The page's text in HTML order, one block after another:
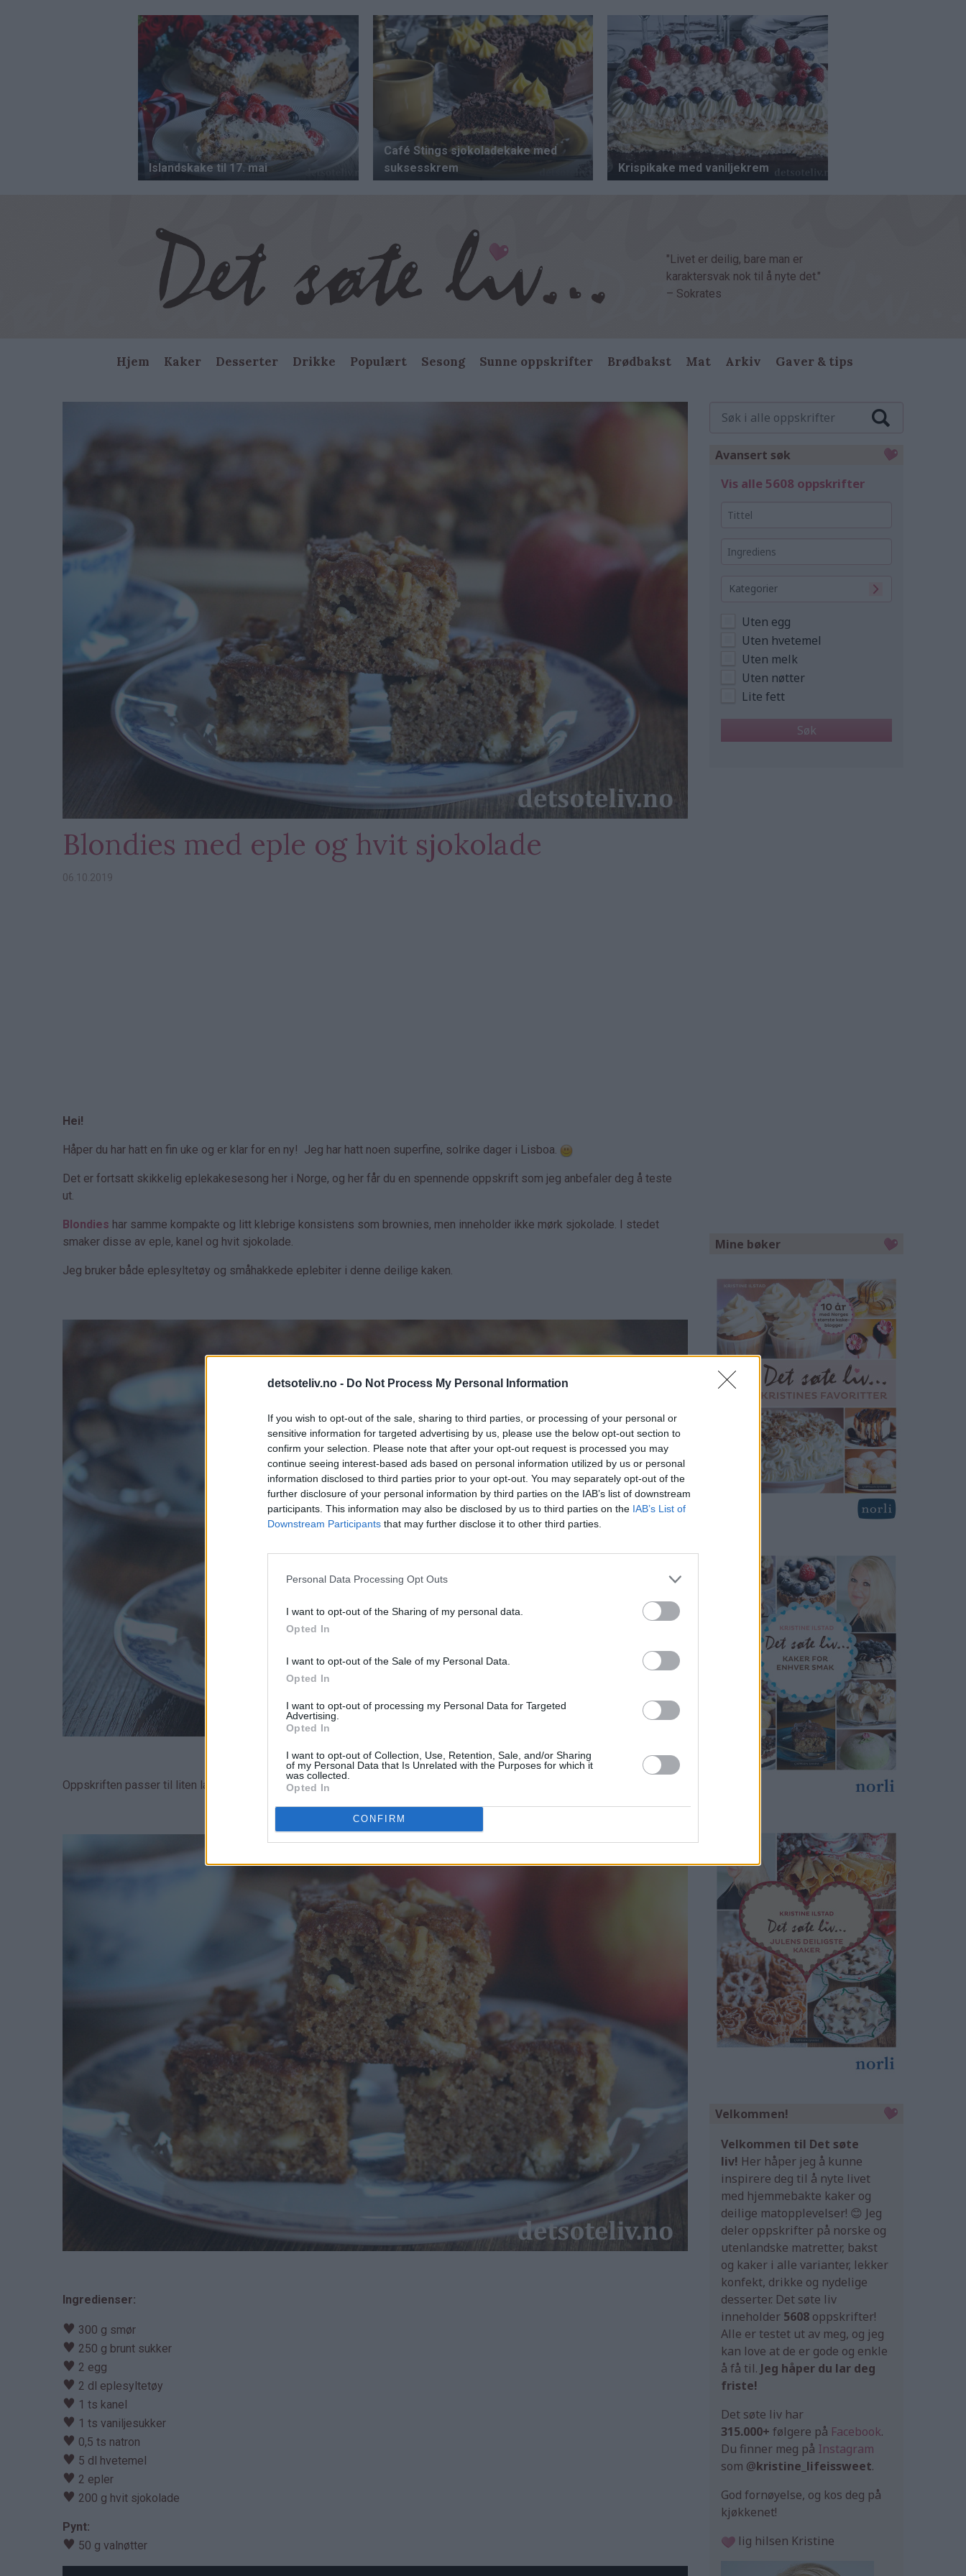
detsoteliv.no - Do Not Process My Personal Information
If you wish to opt-out of the sale, sharing to third parties, or processing of your personal or
sensitive information for targeted advertising by us, please use the below opt-out section to
confirm your selection. Please note that after your opt-out request is processed you may
continue seeing interest-based ads based on personal information utilized by us or personal
information disclosed to third parties prior to your opt-out. You may separately opt-out of the
further disclosure of your personal information by third parties on the IAB’s list of downstream
participants. This information may also be disclosed by us to third parties on the IAB’s List of
Downstream Participants that may further disclose it to other third parties.
Personal Data Processing Opt Outs
I want to opt-out of the Sharing of my personal data.
Opted In
I want to opt-out of the Sale of my Personal Data.
Opted In
I want to opt-out of processing my Personal Data for Targeted
Advertising.
Opted In
I want to opt-out of Collection, Use, Retention, Sale, and/or Sharing
of my Personal Data that Is Unrelated with the Purposes for which it
was collected.
Opted In
CONFIRM
"Livet er deilig, bare man er
karaktersvak nok til å nyte det."
– Sokrates
Main
navigation
Hjem Kaker Desserter Drikke Populært Sesong Sunne oppskrifter Brødbakst Mat Arkiv Gaver & tips
Blondies med eple og hvit sjokolade
06.10.2019
Hei!
Håper du har hatt en fin uke og er klar for en ny! Jeg har hatt noen superfine, solrike dager i Lisboa.
Det er fortsatt skikkelig eplekakesesong her i Norge, og her får du en spennende oppskrift som jeg anbefaler deg å teste
ut.
Blondies har samme kompakte og litt klebrige konsistens som brownies, men inneholder ikke mørk sjokolade. I stedet
smaker disse av eple, kanel og hvit sjokolade.
Jeg bruker både eplesyltetøy og småhakkede eplebiter i denne deilige kaken.
Oppskriften passer til liten langpanne.
Ingredienser:
♥ 300 g smør
♥ 250 g brunt sukker
♥ 2 egg
♥ 2 dl eplesyltetøy
♥ 1 ts kanel
♥ 1 ts vaniljesukker
♥ 0,5 ts natron
♥ 5 dl hvetemel
♥ 2 epler
♥ 200 g hvit sjokolade
Pynt:
♥ 50 g valnøtter
Avansert søk
Vis alle 5608 oppskrifter
Kategorier
Uten egg
Uten hvetemel
Uten melk
Uten nøtter
Lite fett
Mine bøker
Velkommen!
Velkommen til Det søte
liv! Her håper jeg å kunne
inspirere deg til å nyte livet
med hjemmebakte kaker og
deilige matopplevelser! 😊 Jeg
deler oppskrifter på norske og
utenlandske matretter, bakst
og kaker i alle varianter, lekker
konfekt, drikke og nydelige
desserter. Det søte liv
inneholder 5608 oppskrifter!
Alle er testet ut av meg, og jeg
kan love at de er gode og enkle
å få til. Jeg håper du lar deg
friste!
Det søte liv har
315.000+ følgere på Facebook.
Du finner meg på Instagram
som @kristine_lifeissweet.
God fornøyelse, og kos deg på
kjøkkenet!
lig hilsen Kristine